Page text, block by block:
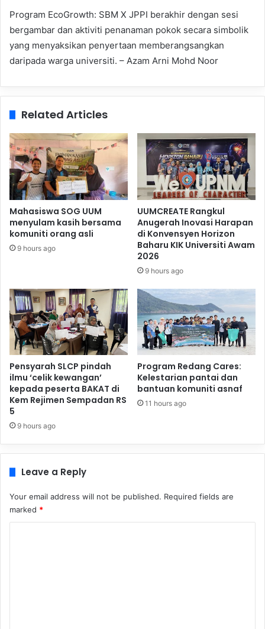
Program EcoGrowth: SBM X JPPI berakhir dengan sesi
bergambar dan aktiviti penanaman pokok secara simbolik
yang menyaksikan penyertaan memberangsangkan
daripada warga universiti. – Azam Arni Mohd Noor
Related Articles
Mahasiswa SOG UUM
menyulam kasih bersama
komuniti orang asli
9 hours ago
UUMCREATE Rangkul
Anugerah Inovasi Harapan
di Konvensyen Horizon
Baharu KIK Universiti Awam
2026
9 hours ago
Pensyarah SLCP pindah
ilmu ‘celik kewangan’
kepada peserta BAKAT di
Kem Rejimen Sempadan RS
5
9 hours ago
Program Redang Cares:
Kelestarian pantai dan
bantuan komuniti asnaf
11 hours ago
Leave a Reply
Your email address will not be published. Required fields are
marked *